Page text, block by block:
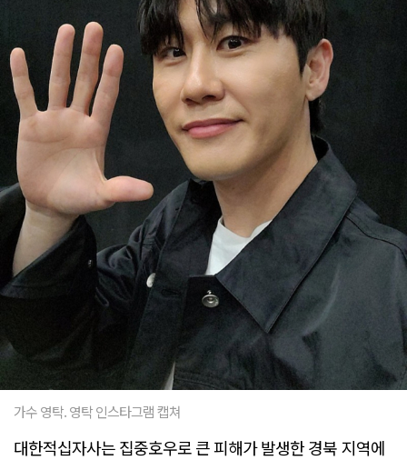
가수 영탁. 영탁 인스타그램 캡쳐
대한적십자사는 집중호우로 큰 피해가 발생한 경북 지역에